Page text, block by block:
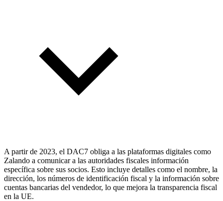
A partir de 2023, el DAC7 obliga a las plataformas digitales como
Zalando a comunicar a las autoridades fiscales información
específica sobre sus socios. Esto incluye detalles como el nombre, la
dirección, los números de identificación fiscal y la información sobre
cuentas bancarias del vendedor, lo que mejora la transparencia fiscal
en la UE.